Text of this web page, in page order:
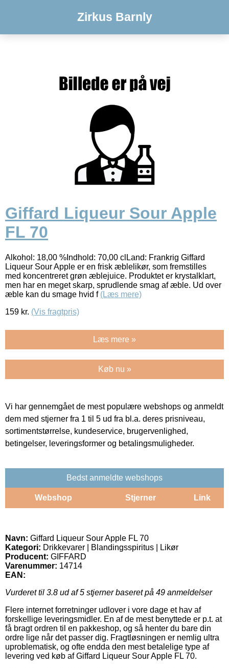
Zirkus Barnly
Giffard Liqueur Sour Apple
FL 70
Alkohol: 18,00 %Indhold: 70,00 clLand: Frankrig Giffard
Liqueur Sour Apple er en frisk æblelikør, som fremstilles
med koncentreret grøn æblejuice. Produktet er krystalklart,
men har en meget skarp, sprudlende smag af æble. Ud over
æble kan du smage hvid f (Læs mere)
159 kr. (Vis fragtpris)
Læs mere »
Køb nu »
Vi har gennemgået de mest populære webshops og anmeldt
dem med stjerner fra 1 til 5 ud fra bl.a. deres prisniveau,
sortimentstørrelse, kundeservice, brugervenlighed,
betingelser, leveringsformer og betalingsmuligheder.
Bedst anmeldte webshops
Webshop Stjerner Link
Navn: Giffard Liqueur Sour Apple FL 70
Kategori: Drikkevarer | Blandingsspiritus | Likør
Producent: GIFFARD
Varenummer: 14714
EAN:
Vurderet til 3.8 ud af 5 stjerner baseret på 49 anmeldelser
Flere internet forretninger udlover i vore dage et hav af
forskellige leveringsmidler. En af de mest benyttede er p.t. at
få bragt ordren til en pakkeshop, og så henter du bare din
ordre lige når det passer dig. Fragtløsningen er nemlig ultra
uproblematisk, og ofte endda den mest betalelige type af
levering ved køb af Giffard Liqueur Sour Apple FL 70.